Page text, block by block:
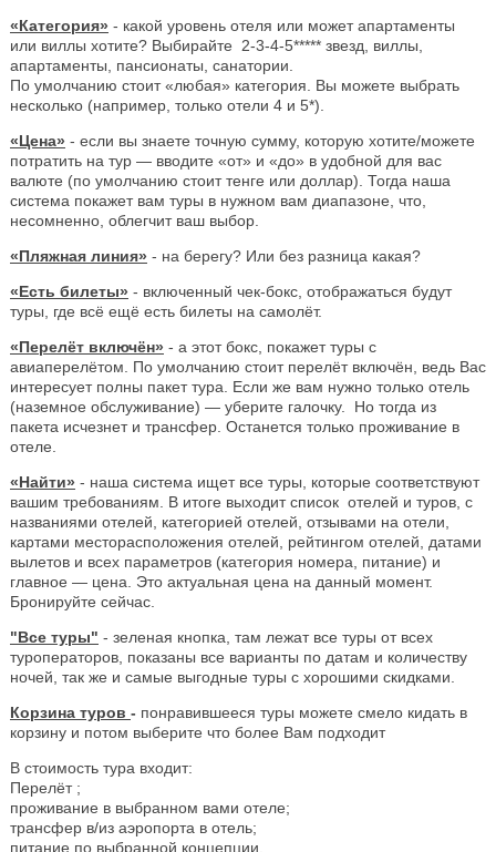
«Категория» - какой уровень отеля или может апартаменты
или виллы хотите? Выбирайте 2-3-4-5***** звезд, виллы,
апартаменты, пансионаты, санатории.
По умолчанию стоит «любая» категория. Вы можете выбрать
несколько (например, только отели 4 и 5*).
«Цена» - если вы знаете точную сумму, которую хотите/можете
потратить на тур — вводите «от» и «до» в удобной для вас
валюте (по умолчанию стоит тенге или доллар). Тогда наша
система покажет вам туры в нужном вам диапазоне, что,
несомненно, облегчит ваш выбор.
«Пляжная линия» - на берегу? Или без разница какая?
«Есть билеты» - включенный чек-бокс, отображаться будут
туры, где всё ещё есть билеты на самолёт.
«Перелёт включён» - а этот бокс, покажет туры с
авиаперелётом. По умолчанию стоит перелёт включён, ведь Вас
интересует полны пакет тура. Если же вам нужно только отель
(наземное обслуживание) — уберите галочку. Но тогда из
пакета исчезнет и трансфер. Останется только проживание в
отеле.
«Найти» - наша система ищет все туры, которые соответствуют
вашим требованиям. В итоге выходит список отелей и туров, с
названиями отелей, категорией отелей, отзывами на отели,
картами месторасположения отелей, рейтингом отелей, датами
вылетов и всех параметров (категория номера, питание) и
главное — цена. Это актуальная цена на данный момент.
Бронируйте сейчас.
"Все туры" - зеленая кнопка, там лежат все туры от всех
туроператоров, показаны все варианты по датам и количеству
ночей, так же и самые выгодные туры с хорошими скидками.
Корзина туров - понравившееся туры можете смело кидать в
корзину и потом выберите что более Вам подходит
В стоимость тура входит:
Перелёт ;
проживание в выбранном вами отеле;
трансфер в/из аэропорта в отель;
питание по выбранной концепции.